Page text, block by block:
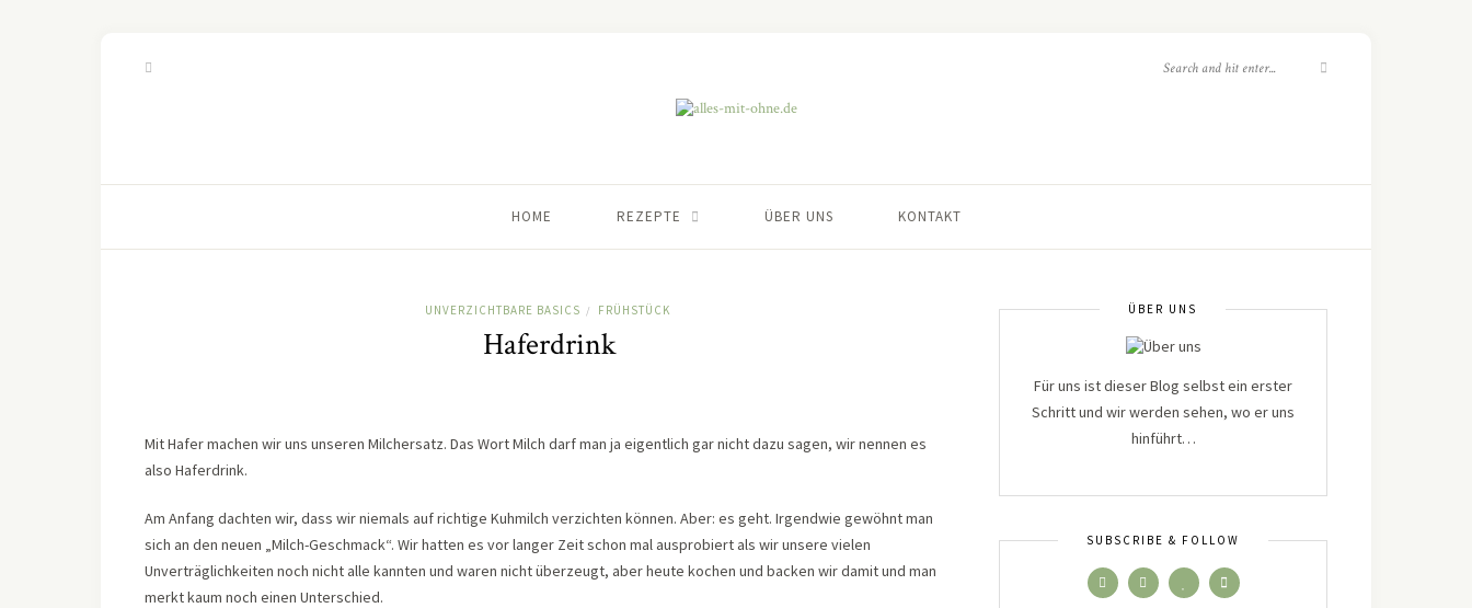
HOME REZEPTE ÜBER UNS KONTAKT
UNVERZICHTBARE BASICS / FRÜHSTÜCK
Haferdrink
Mit Hafer machen wir uns unseren Milchersatz. Das Wort Milch darf man ja eigentlich gar nicht dazu sagen, wir nennen es
also Haferdrink.
Am Anfang dachten wir, dass wir niemals auf richtige Kuhmilch verzichten können. Aber: es geht. Irgendwie gewöhnt man
sich an den neuen „Milch-Geschmack“. Wir hatten es vor langer Zeit schon mal ausprobiert als wir unsere vielen
Unverträglichkeiten noch nicht alle kannten und waren nicht überzeugt, aber heute kochen und backen wir damit und man
merkt kaum noch einen Unterschied.
ÜBER UNS
Für uns ist dieser Blog selbst ein erster
Schritt und wir werden sehen, wo er uns
hinführt…
SUBSCRIBE & FOLLOW